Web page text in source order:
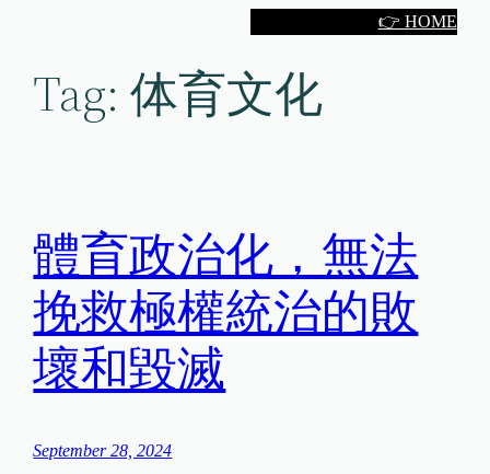
👉 HOME
Tag:体育文化
體育政治化，無法
挽救極權統治的敗
壞和毀滅
September 28, 2024